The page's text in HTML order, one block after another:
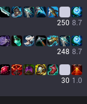
250 8.7
248 8.7
30 1.0